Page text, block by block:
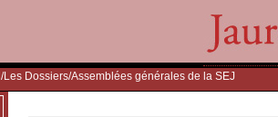
/Les Dossiers/Assemblées générales de la SEJ